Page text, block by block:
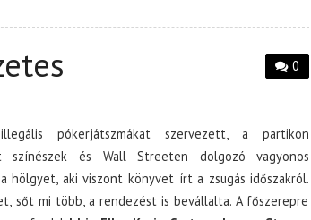
0
pókerjátszmákat szervezett, a partikon
színészek és Wall Streeten dolgozó vagyonos
hölgyet, aki viszont könyvet írt a zsugás időszakról.
sőt mi több, a rendezést is bevállalta. A főszerepre